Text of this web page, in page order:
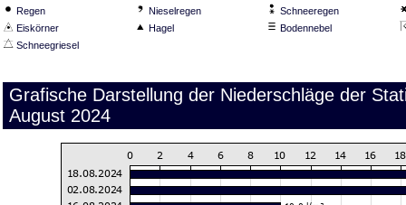
Regen Nieselregen
Schneeregen
Eiskörner
Hagel
Bodennebel
Schneegriesel
Grafische Darstellung der Niederschläge der
August 2024